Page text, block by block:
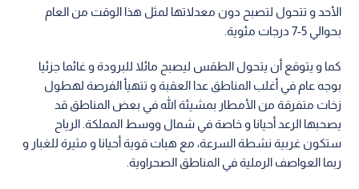
الأحد و تتحول لتصبح دون معدلاتها لمثل هذا الوقت من العام
بحوالي 5-7 درجات مئوية.
كما و يتوقع أن يتحول الطقس ليصبح مائلا للبرودة و غائما جزئيا
بوجه عام في أغلب المناطق عدا العقبة و تتهيأ الفرصة لهطول
زخات متفرقة من الأمطار بمشيئة الله في بعض المناطق قد
يصحبها الرعد أحيانا و خاصة في شمال ووسط المملكة. الرياح
ستكون غربية نشطة السرعة، مع هبات قوية أحيانا و مثيرة للغبار و
ربما العواصف الرملية في المناطق الصحراوية.